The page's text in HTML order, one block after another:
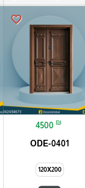
favorite_border
4500 ₪
ODE-0401
120X200